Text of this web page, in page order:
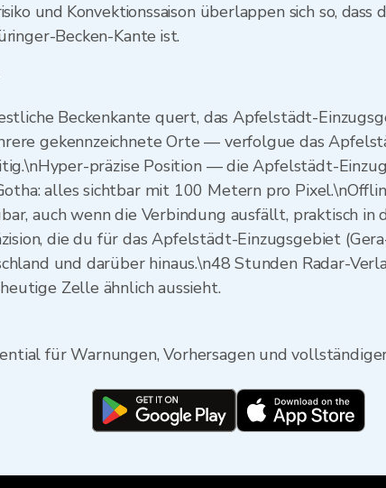
und Konvektionssaison überlappen sich so, dass
Becken-Kante ist.
Beckenkante quert, das Apfelstädt-
gekennzeichnete Orte — verfolgue das
präzise Position — die Apfelstädt-
alles sichtbar mit 100 Metern pro
auch wenn die Verbindung ausfällt, praktisch in
die du für das Apfelstädt-Einzugsgebiet
und darüber hinaus.\n48 Stunden Radar-
Zelle ähnlich aussieht.
für Warnungen, Vorhersagen und